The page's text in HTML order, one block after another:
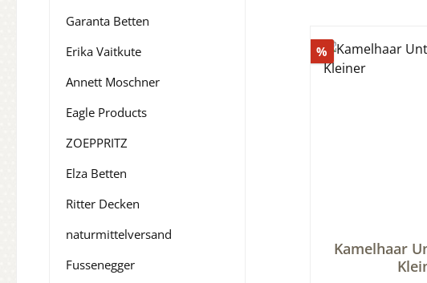
Garanta Betten
Erika Vaitkute
Annett Moschner
Eagle Products
ZOEPPRITZ
Elza Betten
Ritter Decken
naturmittelversand
Fussenegger
% Rabatt
Kamelhaar